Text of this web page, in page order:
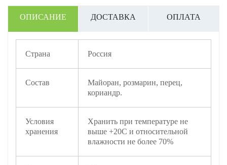
ОПИСАНИЕ ДОСТАВКА ОПЛАТА
Страна Россия
Состав
Майоран, розмарин, перец,
кориандр.
Условия
хранения
Хранить при температуре не
выше +20С и относительной
влажности не более 70%